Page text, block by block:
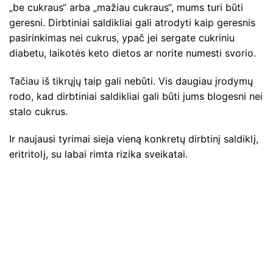
„be cukraus“ arba „mažiau cukraus“, mums turi būti
geresni. Dirbtiniai saldikliai gali atrodyti kaip geresnis
pasirinkimas nei cukrus, ypač jei sergate cukriniu
diabetu, laikotės keto dietos ar norite numesti svorio.
Tačiau iš tikrųjų taip gali nebūti. Vis daugiau įrodymų
rodo, kad dirbtiniai saldikliai gali būti jums blogesni nei
stalo cukrus.
Ir naujausi tyrimai sieja vieną konkretų dirbtinį saldiklį,
eritritolį, su labai rimta rizika sveikatai.